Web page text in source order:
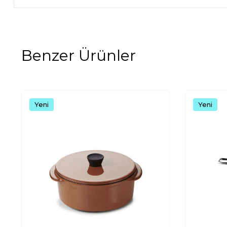
Benzer Ürünler
Yeni Yeni